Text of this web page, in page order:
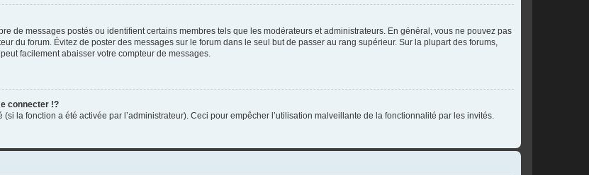
de messages postés ou identifient certains membres tels que les modérateurs et administrateurs. En général, vous ne pouvez pas
du forum. Évitez de poster des messages sur le forum dans le seul but de passer au rang supérieur. Sur la plupart des forums,
facilement abaisser votre compteur de messages.
connecter !?
la fonction a été activée par l’administrateur). Ceci pour empêcher l’utilisation malveillante de la fonctionnalité par les invités.